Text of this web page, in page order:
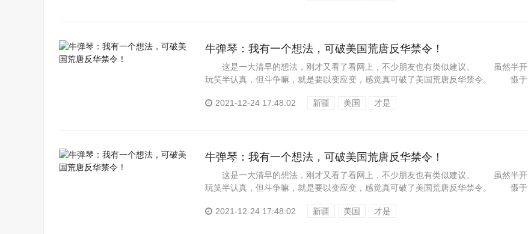
牛弹琴：我有一个想法，可破美国荒唐反华禁令！
这是一大清早的想法，刚才又看了看网上，不少朋友也有类似建议。 虽然半开
玩笑半认真，但斗争嘛，就是要以变应变，感觉真可破了美国荒唐反华禁令。 慑于
2021-12-24 17:48:02
新疆 美国 才是
牛弹琴：我有一个想法，可破美国荒唐反华禁令！
这是一大清早的想法，刚才又看了看网上，不少朋友也有类似建议。 虽然半开
玩笑半认真，但斗争嘛，就是要以变应变，感觉真可破了美国荒唐反华禁令。 慑于
2021-12-24 17:48:02
新疆 美国 才是